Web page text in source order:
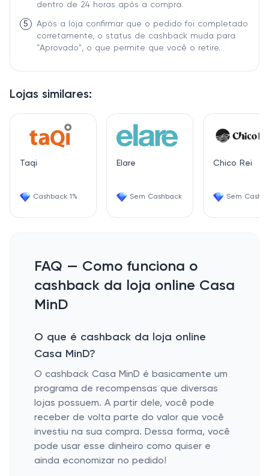
Lojas similares:
Taqi
Cashback 1%
Elare
Sem Cashback
Chico Rei
Sem
dentro de 24 horas após a compra.
5
Após a loja confirmar que o pedido foi completado
corretamente, o status de cashback muda para
"Aprovado", o que permite que você o retire.
FAQ — Como funciona o
cashback da loja online Casa
MinD
O que é cashback da loja online
Casa MinD?
O cashback Casa MinD é basicamente um
programa de recompensas que diversas
lojas possuem. A partir dele, você pode
receber de volta parte do valor que você
investiu na sua compra. Dessa forma, você
pode usar esse dinheiro como quiser e
ainda economizar no pedido!